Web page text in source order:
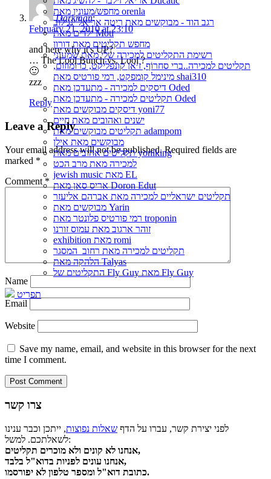
מחפש/מעונין מאת orenla
רגב הוד - מבוקשים מאת ריטה אריאל ינגילוב
ילדים מאת Moti
מחפש תקליטים מאת דורון
רשימת התקליטים למכירה שלי מאת שמעוני
תקליטים למכירה..ברי סחרוֹף, ז׳אן קונפליקט, כרומוזום,
מינימל קומפקט, רמי פורטיס מאת shai310
דיסקים למכירה - מתעדכן מאת Oded
תקליטים למכירה - מתעדכן מאת Oded
דיסקים מבוקשים מאת yoni77
ישנים ואהובים מאת חיים
תקליטים מבוקשים מאת adampom
מבוקשים מאת אילן
תקליטים אהובים מאת yoniking
למכירה מאת מרב הכט
jewish music מאת EL
אריס סאן מאת Doron Edut
תקליטים ישראליים למכירה מאת אברהם אליעזר
מבוקשים מאת Yarin
רמי פורטיס פלונטר מאת troponin
זוהר ארגוב מאת עמוס זורנו
exhibition מאת romi
תקליטים למכירה מאת רחוב_המסגר
הלהקה מאת Talyas
התקליטים של Fly Guy מאת Fly Guy
תפריט
Darkman:
February 21, 2010 at 23:10
and here why it's UP?
… The Lool Bunch vs. Lool ?
🙂
zzz
Reply
Leave a Reply
Your email address will not be published. Required fields are
marked *
Comment *
Name
Email
Website
Save my name, email, and website in this browser for the next
time I comment.
צרו קשר
לפני יצירת קשר, עברו על הדף שאלות נפוצות, ייתכן וכבר ענינו
לשאלתכם. למשל:
אנחנו לא קונים ולא מוכרים תקליטים,
אנחנו עונים לפניות בדוא"ל בלבד,
כתובת דוא"ל ומספר טלפון לא יפורסמו.